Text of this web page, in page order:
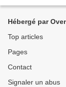
Hébergé par
Top articles
Pages
Contact
Signaler un abus